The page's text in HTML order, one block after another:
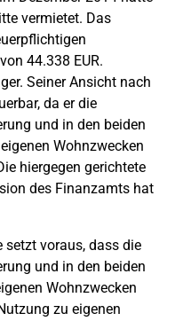
vermietet. Das
44.338 EUR.
Seiner Ansicht nach
da er die
und in den beiden
Wohnzwecken
hiergegen gerichtete
des Finanzamts hat
setzt voraus, dass die
und in den beiden
Wohnzwecken
zu eigenen